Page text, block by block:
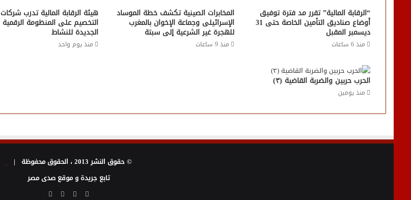
“الرقابة المالية” تقرر مد فترة توفيق
أوضاع صناديق التأمين الخاصة حتى 31
ديسمبر المقبل
منذ 6 ساعات
المخابرات الصينية تكشف خطة الموساد
الإسرائيلى وجماعة الإخوان بالمغرب
للهجرة غير الشرعية إلى سبتة
منذ 9 ساعات
هيئة الرقابة المالية تدرب شركات
التخصيم على المنظومة الرقمية
الجديدة للنشاط
منذ يوم واحد
الحرب حربين والضربة القاضية (٣)
منذ يومين
© حقوق النشر 2013 ، الحقوق محفوظة |
تابع جريدة و موقع صدى مصر
فيسبوك
تويتر يوتيوب